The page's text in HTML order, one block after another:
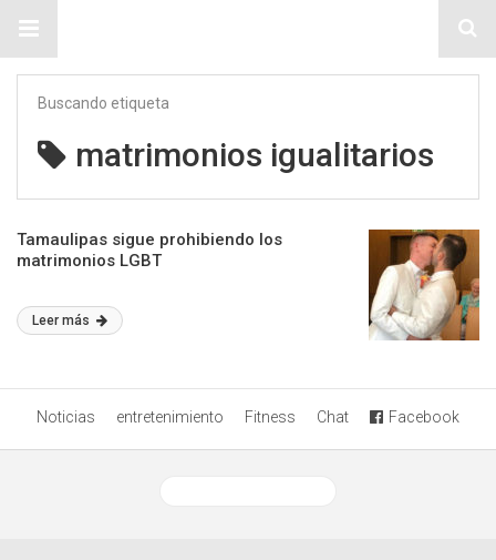
Buscando etiqueta
matrimonios igualitarios
Tamaulipas sigue prohibiendo los
matrimonios LGBT
Leer más
Noticias entretenimiento Fitness Chat Facebook